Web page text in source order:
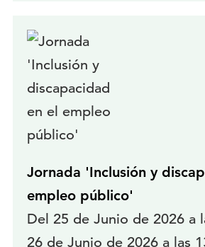
Jornada 'Inclusión y
empleo público'
Del 25 de Junio de 2026 a
26 de Junio de 2026 a las